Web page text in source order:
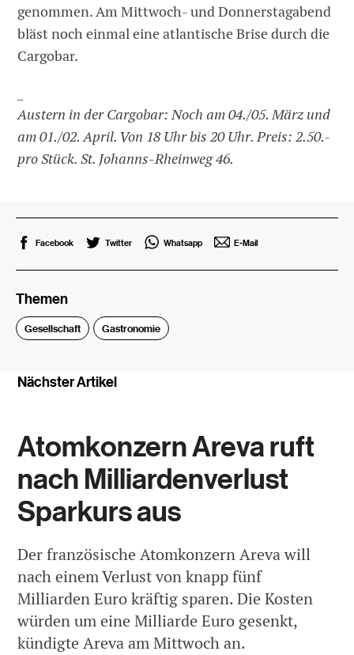
genommen. Am Mittwoch- und Donnerstagabend
bläst noch einmal eine atlantische Brise durch die
Cargobar.
Austern in der Cargobar: Noch am 04./05. März und
am 01./02. April. Von 18 Uhr bis 20 Uhr. Preis: 2.50.-
pro Stück. St. Johanns-Rheinweg 46.
Facebook Twitter Whatsapp E-Mail
Themen
Gesellschaft Gastronomie
Nächster Artikel
Atomkonzern Areva ruft
nach Milliardenverlust
Sparkurs aus
Der französische Atomkonzern Areva will
nach einem Verlust von knapp fünf
Milliarden Euro kräftig sparen. Die Kosten
würden um eine Milliarde Euro gesenkt,
kündigte Areva am Mittwoch an.